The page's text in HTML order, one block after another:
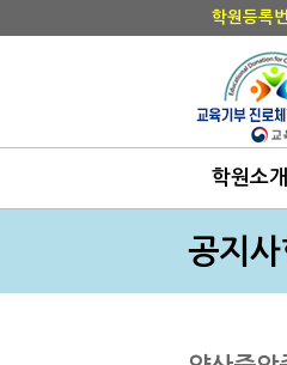
학원등록
학원소개
공지